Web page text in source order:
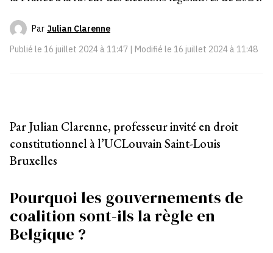
Par Julian Clarenne
Publié le 16 juillet 2024 à 11:47 | Modifié le 16 juillet 2024 à 11:48
Par Julian Clarenne, professeur invité en droit
constitutionnel à l’UCLouvain Saint-Louis
Bruxelles
Pourquoi les gouvernements de
coalition sont-ils la règle en
Belgique ?